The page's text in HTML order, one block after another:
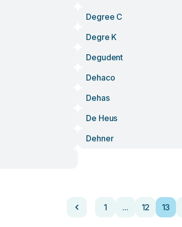
Degree C
Degre K
Degudent
Dehaco
Dehas
De Heus
Dehner
1 ... 12 13